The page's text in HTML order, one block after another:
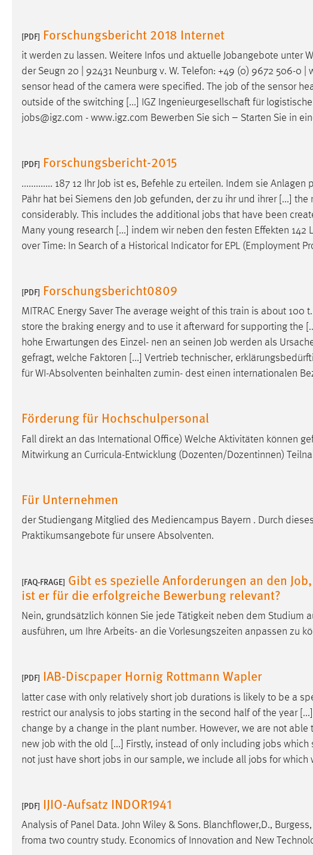
[PDF] Forschungsbericht 2018 Internet
it werden zu lassen. Weitere Infos und aktuelle Jobangebote unter
der Seugn 20 | 92431 Neunburg v. W. Telefon: +49 (0) 9672 506-0
sensor head of the camera were specified. The job of the sensor
outside of the switching [...] IGZ Ingenieurgesellschaft für
jobs@igz.com - www.igz.com Bewerben Sie sich – Starten Sie in
[PDF] Forschungsbericht-2015
............. 187 12 Ihr Job ist es, Befehle zu erteilen. Indem sie Anlagen
Pähr hat bei Siemens den Job gefunden, der zu ihr und ihrer [...]
considerably. This includes the additional jobs that have been
Many young research [...] indem wir neben den festen Effekten 142
over Time: In Search of a Historical Indicator for EPL (Employment
[PDF] Forschungsbericht0809
MITRAC Energy Saver The average weight of this train is about 100
store the braking energy and to use it afterward for supporting the
hohe Erwartungen des Einzel- nen an seinen Job werden als
gefragt, welche Faktoren [...] Vertrieb technischer,
für WI-Absolventen beinhalten zumin- dest einen internationalen
Förderung für Hochschulpersonal
Fall direkt an das International Office) Welche Aktivitäten können
Mitwirkung an Curricula-Entwicklung (Dozenten/Dozentinnen)
Für Unternehmen
der Studiengang Mitglied des Mediencampus Bayern . Durch
Praktikumsangebote für unsere Absolventen.
[FAQ-FRAGE] Gibt es spezielle Anforderungen an den
ist er für die erfolgreiche Bewerbung relevant?
Nein, grundsätzlich können Sie jede Tätigkeit neben dem Studium
ausführen, um Ihre Arbeits- an die Vorlesungszeiten anpassen zu
[PDF] IAB-Discpaper Hornig Rottmann Wapler
latter case with only relatively short job durations is likely to be a
restrict our analysis to jobs starting in the second half of the year
change by a change in the plant number. However, we are not
new job with the old [...] Firstly, instead of only including jobs which
not just have short jobs in our sample, we include all jobs for which
[PDF] IJIO-Aufsatz INDOR1941
Analysis of Panel Data. John Wiley & Sons. Blanchflower,D.,
froma two country study. Economics of Innovation and New
Name: _gcl_au
Anbieter:
Zweck: Conversion-Tracking
Cookie Laufzeit: 3 Monate
Name: _fbp
Anbieter:
Zweck: Conversion-Tracking
Cookie Laufzeit: 3 Monate
EXTERNE MEDIEN
Plattformen anzeigen zu können, werden von diesen
externen Medien Cookies gesetzt.
YouTube